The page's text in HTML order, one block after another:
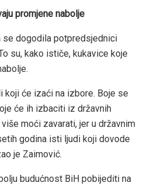
promjene nabolje
se dogodila potpredsjednici
su, kako ističe, kukavice koje
koji će izaći na izbore. Boje se
će ih izbaciti iz državnih
moći zavarati, jer u državnim
godina isti ljudi koji dovode
je Zaimović.
budućnost BiH pobijediti na